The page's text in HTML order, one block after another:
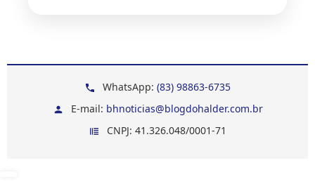
WhatsApp: (83) 98863-6735
E-mail: bhnoticias@blogdohalder.com.br
CNPJ: 41.326.048/0001-71